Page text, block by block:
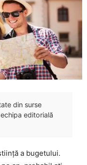
din surse
editorială
a bugetului.